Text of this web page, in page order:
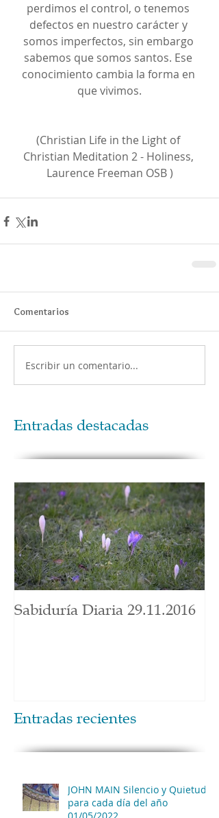
perdimos el control, o tenemos
defectos en nuestro carácter y
somos imperfectos, sin embargo
sabemos que somos santos. Ese
conocimiento cambia la forma en
que vivimos.
(Christian Life in the Light of
Christian Meditation 2 - Holiness,
Laurence Freeman OSB )
Comentarios
Escribir un comentario...
Entradas destacadas
Sabiduría Diaria 29.11.2016
Entradas recientes
JOHN MAIN Silencio y Quietud
para cada día del año
01/05/2022